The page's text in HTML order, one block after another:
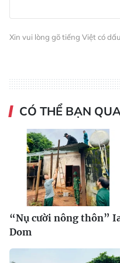
Xin vui lòng gõ tiếng Việt có dấu
CÓ THỂ BẠN
“Nụ cười nông thôn”
Dom